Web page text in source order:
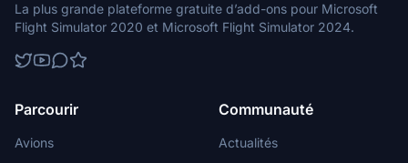
La plus grande plateforme gratuite d’add-ons pour Microsoft
Flight Simulator 2020 et Microsoft Flight Simulator 2024.
Parcourir
Avions
Communauté
Actualités